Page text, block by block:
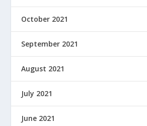
October 2021
September 2021
August 2021
July 2021
June 2021